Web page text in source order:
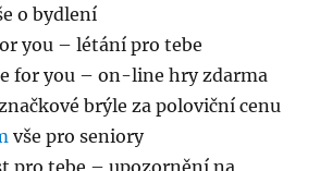
o bydlení
you – létání pro tebe
for you – on-line hry zdarma
brýle za poloviční cenu
vše pro seniory
pro tebe – upozornění na